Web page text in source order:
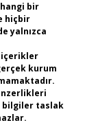
bir
hiçbir
yalnızca
içerikler
kurum
bilgiler taslak